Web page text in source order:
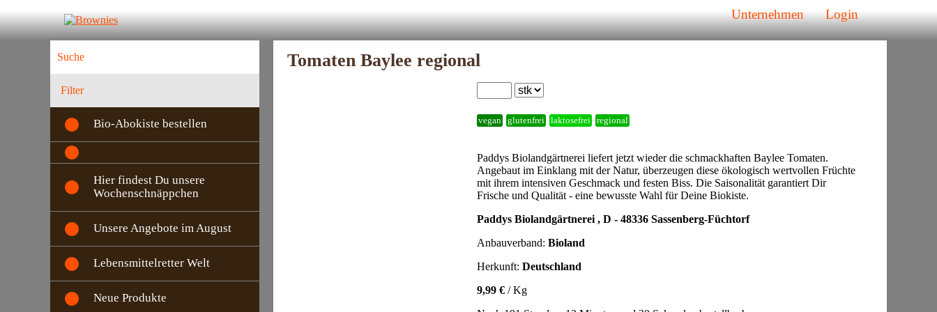
Unternehmen Login
Filter
Bio-Abokiste bestellen
Hier findest Du unsere
Wochenschnäppchen
Unsere Angebote im August
Lebensmittelretter Welt
Neue Produkte
Tomaten Baylee regional
vegan glutenfrei laktosefrei regional
Paddys Biolandgärtnerei liefert jetzt wieder die schmackhaften Baylee Tomaten.
Angebaut im Einklang mit der Natur, überzeugen diese ökologisch wertvollen Früchte
mit ihrem intensiven Geschmack und festen Biss. Die Saisonalität garantiert Dir
Frische und Qualität - eine bewusste Wahl für Deine Biokiste.
Paddys Biolandgärtnerei , D - 48336 Sassenberg-Füchtorf
Anbauverband: Bioland
Herkunft: Deutschland
9,99 € / Kg